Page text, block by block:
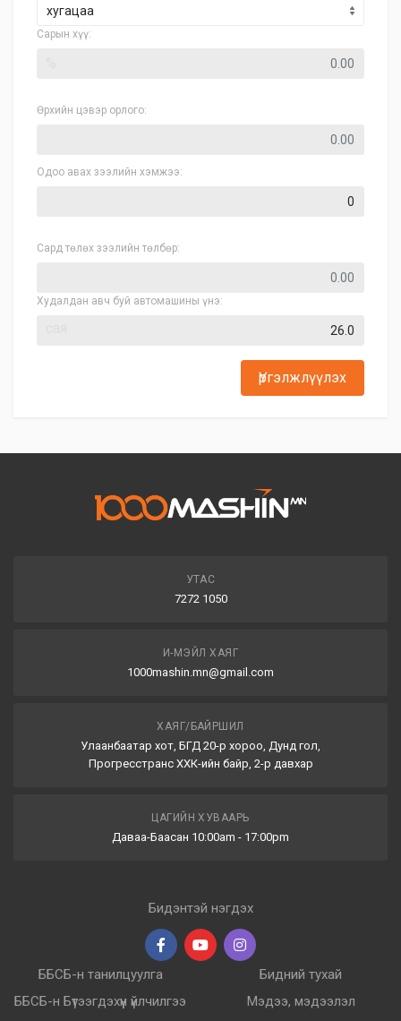
хугацаа
Сарын хүү:
Өрхийн цэвэр орлого:
Одоо авах зээлийн хэмжээ:
Сард төлөх зээлийн төлбөр:
Худалдан авч буй автомашины үнэ:
Үргэлжлүүлэх
УТАС
7272 1050
И-МЭЙЛ ХАЯГ
1000mashin.mn@gmail.com
ХАЯГ/БАЙРШИЛ
Улаанбаатар хот, БГД 20-р хороо, Дунд гол,
Прогресстранс ХХК-ийн байр, 2-р давхар
ЦАГИЙН ХУВААРЬ
Даваа-Баасан 10:00am - 17:00pm
Бидэнтэй нэгдэх
ББСБ-н танилцуулга
ББСБ-н Бүтээгдэхүүн үйлчилгээ
Бидний тухай
Мэдээ, мэдээлэл